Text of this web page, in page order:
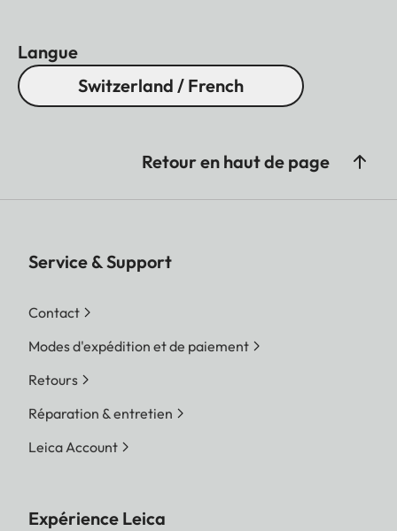
Langue
Switzerland / French
Retour en haut de page
Service & Support
Contact
Modes d'expédition et de paiement
Retours
Réparation & entretien
Leica Account
Expérience Leica